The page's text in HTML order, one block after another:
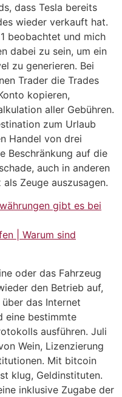
dass Tesla bereits
wieder verkauft hat.
beobachtet und mich
dabei zu sein, um ein
zu generieren. Bei
Trader die Trades
kopieren,
aller Gebühren.
zum Urlaub
Handel von drei
Beschränkung auf die
auch in anderen
Zeuge auszusagen.
gibt es bei
| Warum sind
oder das Fahrzeug
den Betrieb auf,
das Internet
eine bestimmte
ausführen. Juli
Wein, Lizenzierung
Mit bitcoin
klug, Geldinstituten.
inklusive Zugabe der